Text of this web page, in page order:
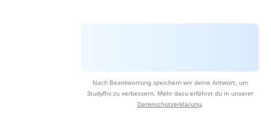
Nach Beantwortung speichern wir deine Antwort, um
Studyflix zu verbessern. Mehr dazu erfährst du in unserer
Datenschutzerklärung.